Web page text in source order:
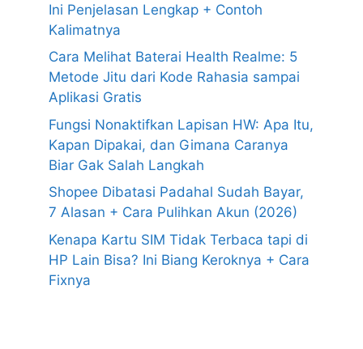
Ini Penjelasan Lengkap + Contoh
Kalimatnya
Cara Melihat Baterai Health Realme: 5
Metode Jitu dari Kode Rahasia sampai
Aplikasi Gratis
Fungsi Nonaktifkan Lapisan HW: Apa Itu,
Kapan Dipakai, dan Gimana Caranya
Biar Gak Salah Langkah
Shopee Dibatasi Padahal Sudah Bayar,
7 Alasan + Cara Pulihkan Akun (2026)
Kenapa Kartu SIM Tidak Terbaca tapi di
HP Lain Bisa? Ini Biang Keroknya + Cara
Fixnya